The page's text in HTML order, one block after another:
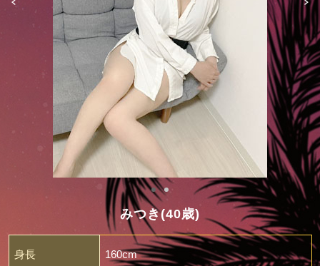
みつき(40歳)
身長 160cm